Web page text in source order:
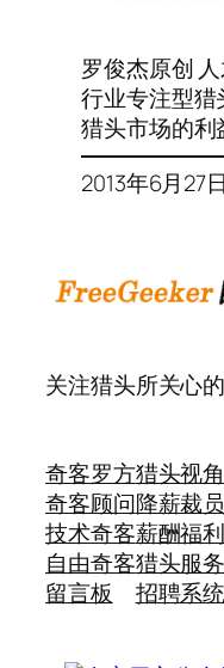
罗俊杰原创
行业专注型猎
猎头市场的
2013年6月27日
关注猎头所关心的
奇客罗方
奇客顾问
技术奇客
自由奇客
留言板
猎头视角
降薪裁员
薪酬福利
猎头服务
招聘系统